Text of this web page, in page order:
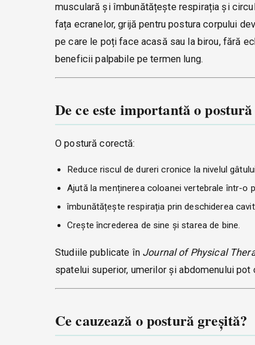
musculară și îmbunătățește respirația și
fața ecranelor, grijă pentru postura corpului
pe care le poți face acasă sau la birou, fără
beneficii palpabile pe termen lung.
De ce este importantă o
O postură corectă:
Reduce riscul de dureri cronice la nivelul
Ajută la menținerea coloanei vertebrale într-o
îmbunătățește respirația prin deschiderea
Crește încrederea de sine și starea de bine.
Studiile publicate în Journal of Physical
spatelui superior, umerilor și abdomenului
Ce cauzează o postură greșită?